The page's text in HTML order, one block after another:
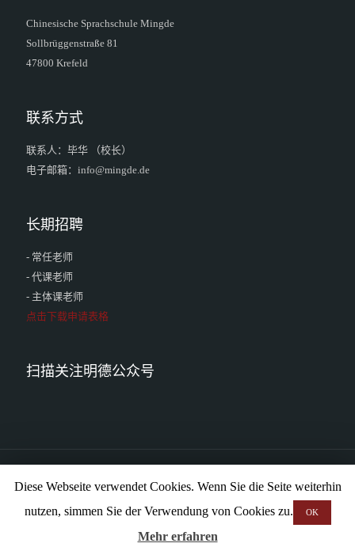
Chinesische Sprachschule Mingde
Sollbrüggenstraße 81
47800 Krefeld
联系方式
联系人：毕华 （校长）
电子邮箱：info@mingde.de
长期招聘
- 常任老师
- 代课老师
- 主体课老师
点击下载申请表格
扫描关注明德公众号
Impressum
Diese Webseite verwendet Cookies. Wenn Sie die Seite weiterhin
nutzen, simmen Sie der Verwendung von Cookies zu.
OK
Mehr erfahren